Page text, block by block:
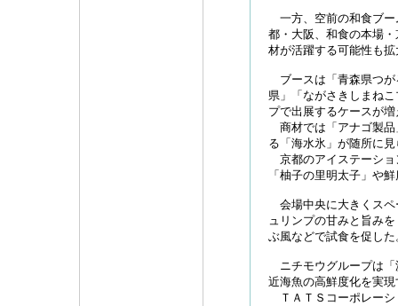
一方、空前の和食ブー
都・大阪、和食の本場
材が活躍する可能性も
ブースは「青森県つが
県」「ながさきしまね
プで出展するケースが
商材では「アナゴ製品
る「海水氷」が随所に
京都のアイステーショ
「柚子の里明太子」や
会場中央に大きくスペ
ュリンプの甘みと旨み
ぶ風などで試食を促した
ニチモウグループは「
近海魚の高鮮度化を実
ＴＡＴＳコーポレーシ